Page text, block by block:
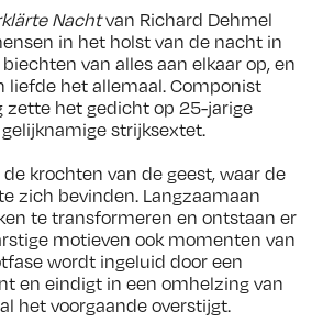
Nachtvan Richard Dehmel
in het holst van de nacht in
van alles aan elkaar op, en
liefde het allemaal. Componist
zette het gedicht op 25-jarige
strijksextet.
krochten van de geest, waar de
zich bevinden. Langzaamaan
te transformeren en ontstaan er
motieven ook momenten van
wordt ingeluid door een
en eindigt in een omhelzing van
het voorgaande overstijgt.